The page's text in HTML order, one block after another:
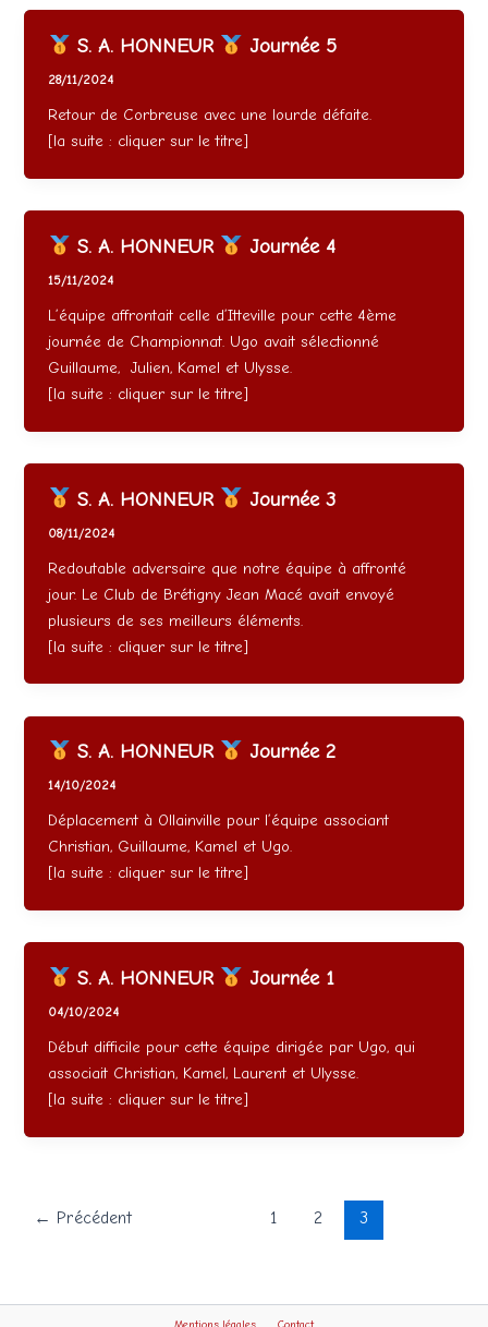
S. A. HONNEUR Journée 5
28/11/2024
Retour de Corbreuse avec une lourde défaite.
[la suite : cliquer sur le titre]
S. A. HONNEUR Journée 4
15/11/2024
L’équipe affrontait celle d’Itteville pour cette 4ème
journée de Championnat. Ugo avait sélectionné
Guillaume, Julien, Kamel et Ulysse.
[la suite : cliquer sur le titre]
S. A. HONNEUR Journée 3
08/11/2024
Redoutable adversaire que notre équipe à affronté
jour. Le Club de Brétigny Jean Macé avait envoyé
plusieurs de ses meilleurs éléments.
[la suite : cliquer sur le titre]
S. A. HONNEUR Journée 2
14/10/2024
Déplacement à Ollainville pour l’équipe associant
Christian, Guillaume, Kamel et Ugo.
[la suite : cliquer sur le titre]
S. A. HONNEUR Journée 1
04/10/2024
Début difficile pour cette équipe dirigée par Ugo, qui
associait Christian, Kamel, Laurent et Ulysse.
[la suite : cliquer sur le titre]
← Précédent 1 2 3